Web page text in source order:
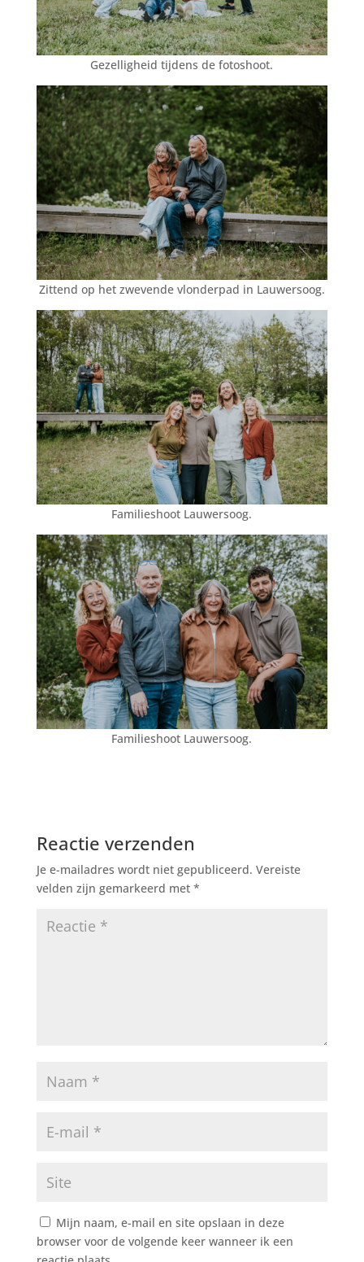
Gezelligheid tijdens de fotoshoot.
Zittend op het zwevende vlonderpad in Lauwersoog.
Familieshoot Lauwersoog.
Familieshoot Lauwersoog.
Reactie verzenden
Je e-mailadres wordt niet gepubliceerd. Vereiste
velden zijn gemarkeerd met *
Mijn naam, e-mail en site opslaan in deze
browser voor de volgende keer wanneer ik een